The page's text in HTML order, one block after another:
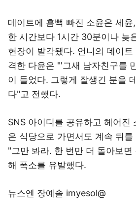
데이트에 흠뻑 빠진 소윤은 세윤
한 시간보다 1시간 30분이나 늦
현장이 발각됐다. 언니의 데이
격한 다윤은 "'그새 남자친구를
이 들었다. 그렇게 잘생긴 분을
다"고 전했다.
SNS 아이디를 공유하고 헤어진
은 식당으로 가면서도 계속 뒤
"그만 봐라. 한 번만 더 돌아보면
해 폭소를 유발했다.
뉴스엔 장예솔 imyesol@